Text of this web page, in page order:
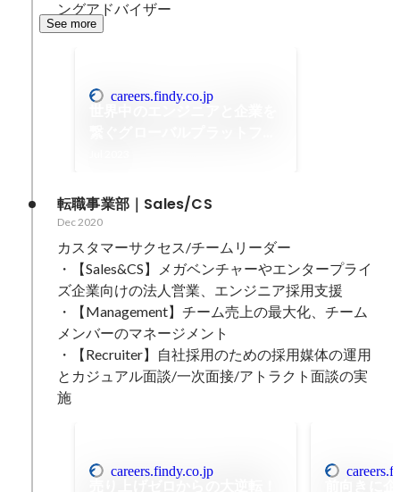
ングアドバイザー
See more
careers.findy.co.jp
転職事業部｜Sales/CS
Dec 2020
カスタマーサクセス/チームリーダー
・【Sales&CS】メガベンチャーやエンタープライ
ズ企業向けの法人営業、エンジニア採用支援
・【Management】チーム売上の最大化、チーム
メンバーのマネージメント
・【Recruiter】自社採用のための採用媒体の運用
とカジュアル面談/一次面接/アトラクト面談の実
施
careers.findy.co.jp